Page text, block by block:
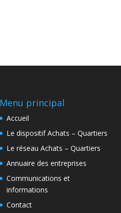
Menu principal
Accueil
Le dispositif Achats – Quartiers
Le réseau Achats – Quartiers
Annuaire des entreprises
Communications et
informations
Contact